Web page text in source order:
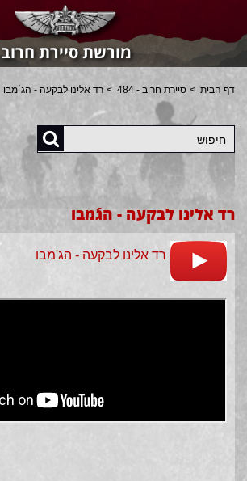
מורשת סיירת חרוב
דף הבית סיירת חרוב - 484 רד אלינו לבקעה - הג´מבו
חיפוש
רד אלינו לבקעה - הג´מבו
רד אלינו לבקעה - הג'מבו